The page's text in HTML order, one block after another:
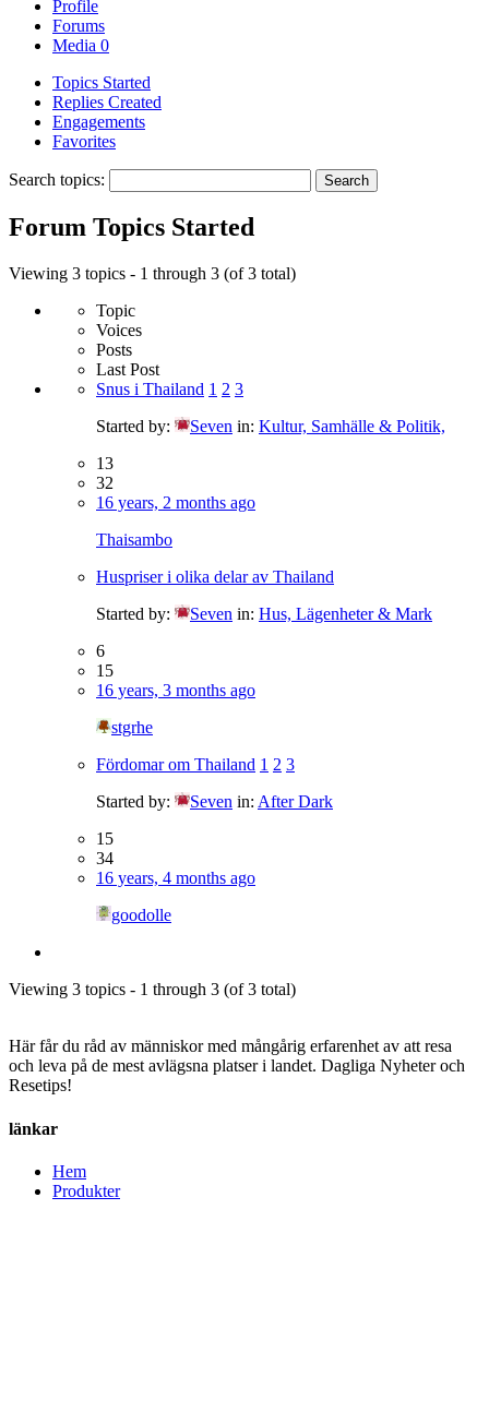
Profile
Forums
Media 0
Topics Started
Replies Created
Engagements
Favorites
Search topics:
Forum Topics Started
Viewing 3 topics - 1 through 3 (of 3 total)
Topic
Voices
Posts
Last Post
Snus i Thailand 1 2 3
Started by:
Seven in: Kultur, Samhälle & Politik,
13
32
16 years, 2 months ago
Thaisambo
Huspriser i olika delar av Thailand
Started by:
Seven in: Hus, Lägenheter & Mark
6
15
16 years, 3 months ago
stgrhe
Fördomar om Thailand 1 2 3
Started by:
Seven in: After Dark
15
34
16 years, 4 months ago
goodolle
Viewing 3 topics - 1 through 3 (of 3 total)
Här får du råd av människor med mångårig erfarenhet av att resa
och leva på de mest avlägsna platser i landet. Dagliga Nyheter och
Resetips!
länkar
Hem
Produkter